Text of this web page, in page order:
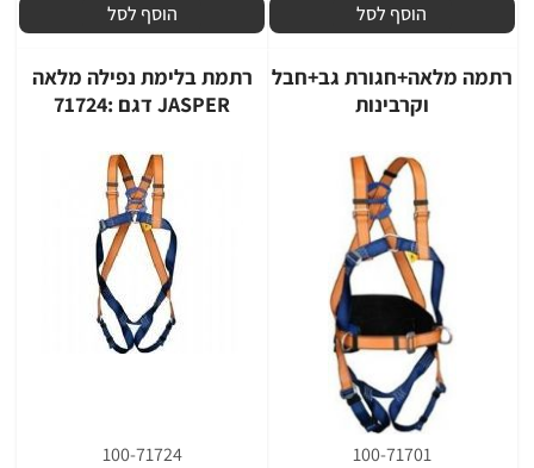
הוסף לסל
הוסף לסל
רתמה מלאה+חגורת גב+חבל
וקרבינות
100-71701
רתמת בלימת נפילה מלאה
JASPER דגם :71724
100-71724